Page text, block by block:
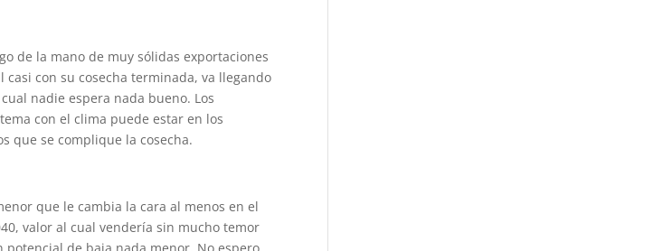
de la mano de muy sólidas exportaciones
con su cosecha terminada, va llegando
nadie espera nada bueno. Los
con el clima puede estar en los
que se complique la cosecha.
que le cambia la cara al menos en el
valor al cual vendería sin mucho temor